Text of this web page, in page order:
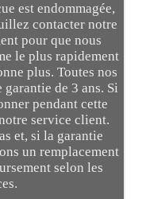
est endommagée,
contacter notre
pour que nous
le plus rapidement
plus. Toutes nos
de 3 ans. Si
pendant cette
service client.
et, si la garantie
un remplacement
selon les